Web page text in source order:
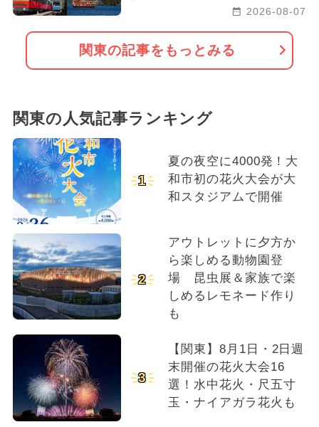
2026-08-07
関東の記事をもっとみる
関東の人気記事ランキング
1
夏の夜空に4000発！大
和市初の花火大会が大
和スタジアムで開催
2
アウトレットに夕方か
ら楽しめる動物園登
場 昆虫展＆家族で楽
しめるレモネード作り
も
3
【関東】8月1日・2日週
末開催の花火大会16
選！水中花火・尺五寸
玉・ナイアガラ花火も